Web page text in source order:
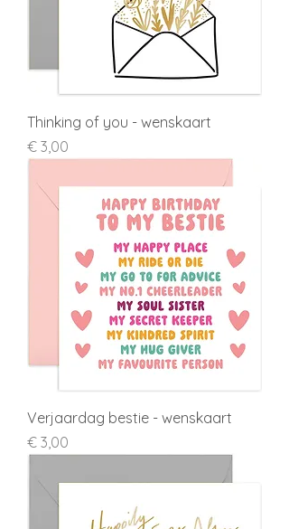
Thinking of you - wenskaart
Prijs
€ 3,00
Verjaardag bestie - wenskaart
Prijs
€ 3,00